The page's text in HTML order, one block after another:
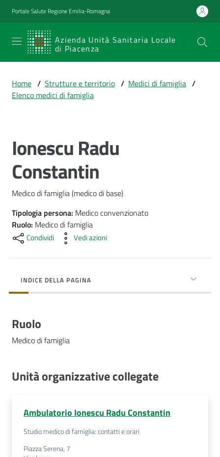
Vai al contenuto
Vai alla navigazione
Vai al footer
Portale Salute Regione Emilia-Romagna
Azienda Unità Sanitaria Locale
di Piacenza
SERVIZIO
SANITARIO
Emilia-
Romagna
Prestazioni
e
percorsi
di
cura
per...
Strutture
e
Piacenza
Costruiamo
Home / Strutture e territorio / Medici di famiglia /
Elenco medici di famiglia
Salta al contenuto
Ionescu Radu
Constantin
Medico di famiglia (medico di base)
Tipologia persona: Medico convenzionato
Ruolo: Medico di famiglia
Condividi Vedi azioni
INDICE DELLA PAGINA
Ruolo
Medico di famiglia
Unità organizzative collegate
Ambulatorio Ionescu Radu Constantin
Studio medico di famiglia: contatti e orari
Piazza Serena, 7